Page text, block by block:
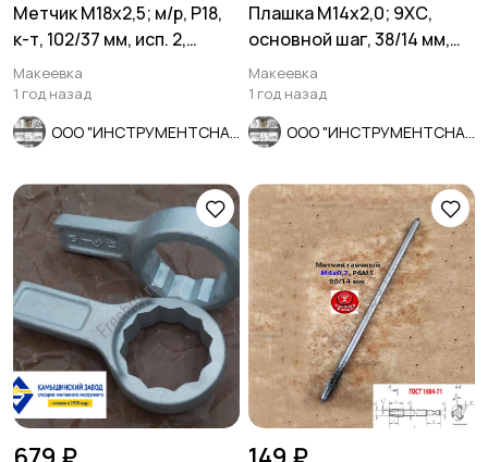
Метчик М18х2,5; м/р, Р18,
к-т, 102/37 мм, исп. 2,
основной шаг, СССР.
Макеевка
1 год назад
Плашка М14х2,0; 9ХС,
основной шаг, 38/14 мм,
ГОСТ 7740-71, сделано в
СССР.
Макеевка
1 год назад